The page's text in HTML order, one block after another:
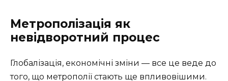
Метрополізація як
невідворотний процес
Глобалізація, економічні зміни — все це веде до
того, що метрополії стають ще впливовішими.